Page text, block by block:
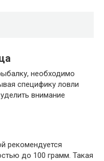
необходимо
специфику ловли
внимание
рекомендуется
до 100 грамм. Такая